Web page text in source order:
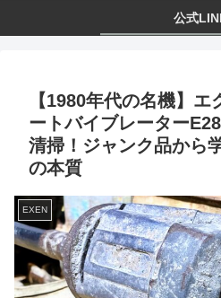
公式
【1980年代の名機】エ
ートバイブレーター
清掃！ジャンク品から
の本質
EXEN